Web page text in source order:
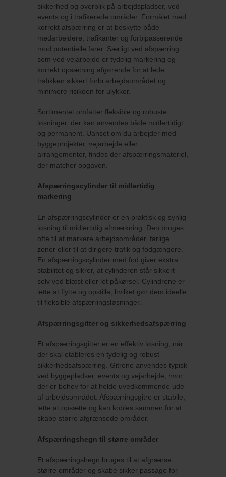
sikkerhed og overblik på arbejdspladser, ved
events og i trafikerede områder. Formålet med
korrekt afspærring er at beskytte både
medarbejdere, trafikanter og forbipasserende
mod potentielle farer. Særligt ved afspærring
som ved vejarbejde er tydelig markering og
korrekt opsætning afgørende for at lede
trafikken sikkert forbi arbejdsområdet og
minimere risikoen for ulykker.
Sortimentet omfatter fleksible og robuste
løsninger, der kan anvendes både midlertidigt
og permanent. Uanset om du arbejder med
byggeprojekter, vejarbejde eller
arrangementer, findes der afspærringsmateriel,
der matcher opgaven.
Afspærringscylinder til midlertidig
markering
En afspærringscylinder er en praktisk og synlig
løsning til midlertidig afmærkning. Den bruges
ofte til at markere arbejdsområder, farlige
zoner eller til at dirigere trafik og fodgængere.
En afspærringscylinder med fod giver ekstra
stabilitet og sikrer, at cylinderen står sikkert –
selv ved blæst eller let påkørsel. Cylindrene er
lette at flytte og opstille, hvilket gør dem ideelle
til fleksible afspærringsløsninger.
Afspærringsgitter og sikkerhedsafspærring
Et afspærringsgitter er en effektiv løsning, når
der skal etableres en tydelig og robust
sikkerhedsafspærring. Gitrene anvendes typisk
ved byggepladser, events og vejarbejde, hvor
der er behov for at holde uvedkommende ude
af arbejdsområdet. Afspærringsgitre er stabile,
lette at opsætte og kan kobles sammen for at
skabe større afgrænsede områder.
Afspærringshegn til større områder
Et afspærringshegn bruges til at afgrænse
større områder og skabe sikker passage for